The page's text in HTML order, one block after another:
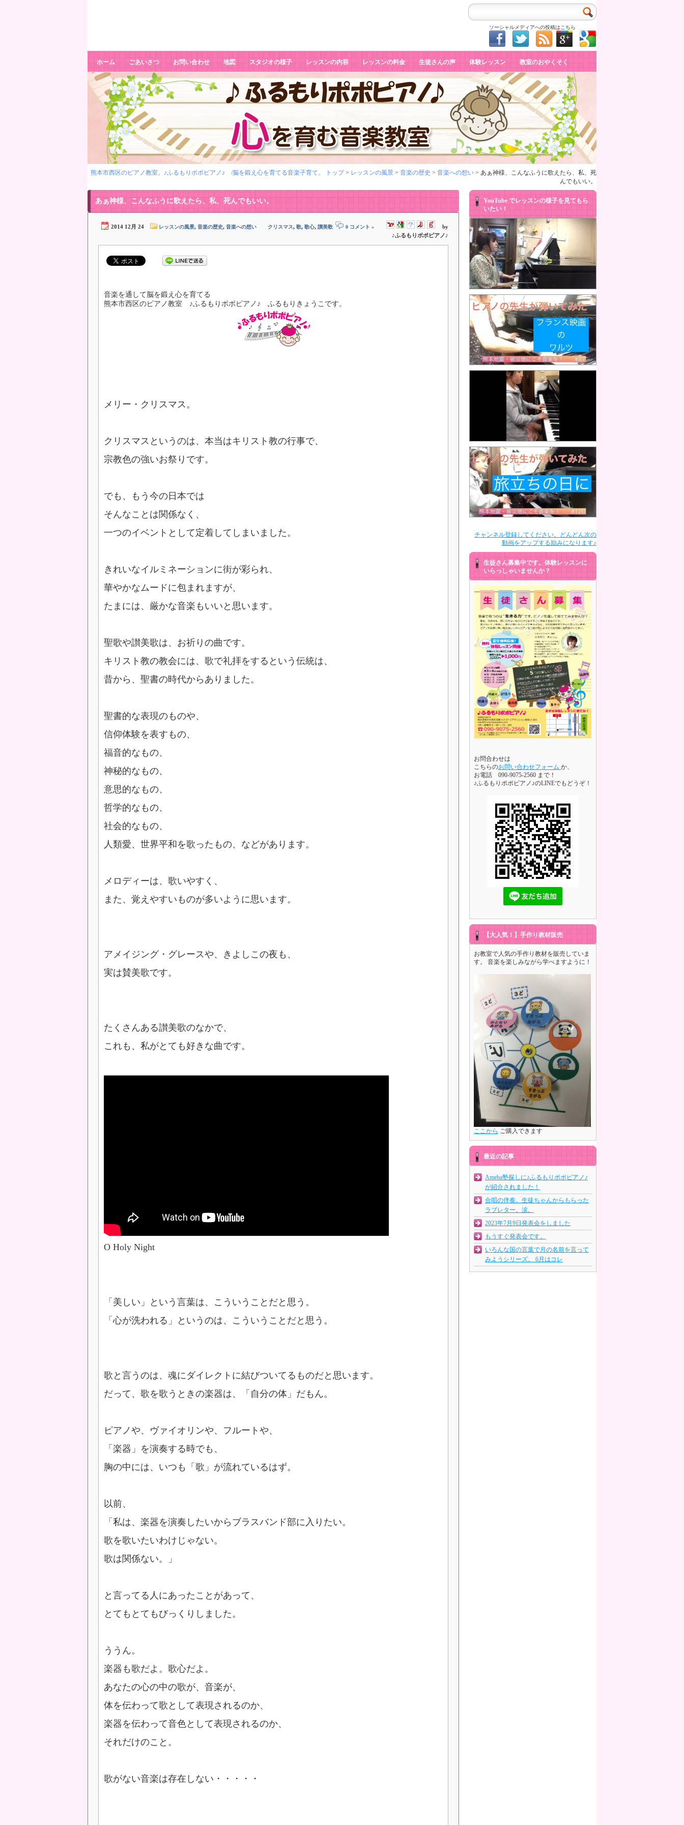
ソーシャルメディアへの投稿はこちら
ホーム ごあいさつ お問い合わせ 地図 スタジオの様子 レッスンの内容 レッスンの料金 生徒さんの声 体験レッスン 教室のおやくそく
熊本市西区のピアノ教室。♪ふるもりポポピアノ♪ /脳を鍛え心を育てる音楽子育て。 トップ> レッスンの風景 > 音楽の歴史 > 音楽への想い > あぁ神様、こんなふうに歌えたら、私、死
んでもいい。
あぁ神様、こんなふうに歌えたら、私、死んでもいい。
2014 12月 24 レッスンの風景, 音楽の歴史, 音楽への想い クリスマス, 歌, 歌心, 讃美歌 0 コメント »
by
♪ふるもりポポピアノ♪
音楽を通して脳を鍛え心を育てる
熊本市西区のピアノ教室 ♪ふるもりポポピアノ♪ ふるもりきょうこです。
メリー・クリスマス。
クリスマスというのは、本当はキリスト教の行事で、
宗教色の強いお祭りです。
でも、もう今の日本では
そんなことは関係なく、
一つのイベントとして定着してしまいました。
きれいなイルミネーションに街が彩られ、
華やかなムードに包まれますが、
たまには、厳かな音楽もいいと思います。
聖歌や讃美歌は、お祈りの曲です。
キリスト教の教会には、歌で礼拝をするという伝統は、
昔から、聖書の時代からありました。
聖書的な表現のものや、
信仰体験を表すもの、
福音的なもの、
神秘的なもの、
意思的なもの、
哲学的なもの、
社会的なもの、
人類愛、世界平和を歌ったもの、などがあります。
メロディーは、歌いやすく、
また、覚えやすいものが多いように思います。
アメイジング・グレースや、きよしこの夜も、
実は賛美歌です。
たくさんある讃美歌のなかで、
これも、私がとても好きな曲です。
O Holy Night
「美しい」という言葉は、こういうことだと思う。
「心が洗われる」というのは、こういうことだと思う。
歌と言うのは、魂にダイレクトに結びついてるものだと思います。
だって、歌を歌うときの楽器は、「自分の体」だもん。
ピアノや、ヴァイオリンや、フルートや、
「楽器」を演奏する時でも、
胸の中には、いつも「歌」が流れているはず。
以前、
「私は、楽器を演奏したいからブラスバンド部に入りたい。
歌を歌いたいわけじゃない。
歌は関係ない。」
と言ってる人にあったことがあって、
とてもとてもびっくりしました。
ううん。
楽器も歌だよ。歌心だよ。
あなたの心の中の歌が、音楽が、
体を伝わって歌として表現されるのか、
楽器を伝わって音色として表現されるのか、
それだけのこと。
歌がない音楽は存在しない・・・・・
YouTube でレッスンの様子を見てもら
いたい！
チャンネル登録してください。どんどん次の
動画をアップする励みになります♪
生徒さん募集中です。体験レッスンに
いらっしゃいませんか？
お問合わせは
こちらのお問い合わせフォーム か、
お電話 090-9075-2560 まで！
♪ふるもりポポピアノ♪のLINEでもどうぞ！
【大人気！】手作り教材販売
お教室で人気の手作り教材を販売していま
す。 音楽を楽しみながら学べますように！
ここから ご購入できます
最近の記事
Ameba塾探しに♪ふるもりポポピアノ♪
が紹介されました！
合唱の伴奏。生徒ちゃんからもらった
ラブレター。涙。
2023年7月9日発表会をしました
もうすぐ発表会です。
いろんな国の言葉で月の名前を言って
みようシリーズ。 6月はコレ